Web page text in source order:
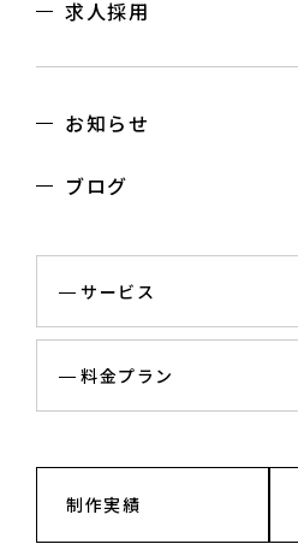
求人採用
お知らせ
ブログ
サービス
料金プラン
制作実績